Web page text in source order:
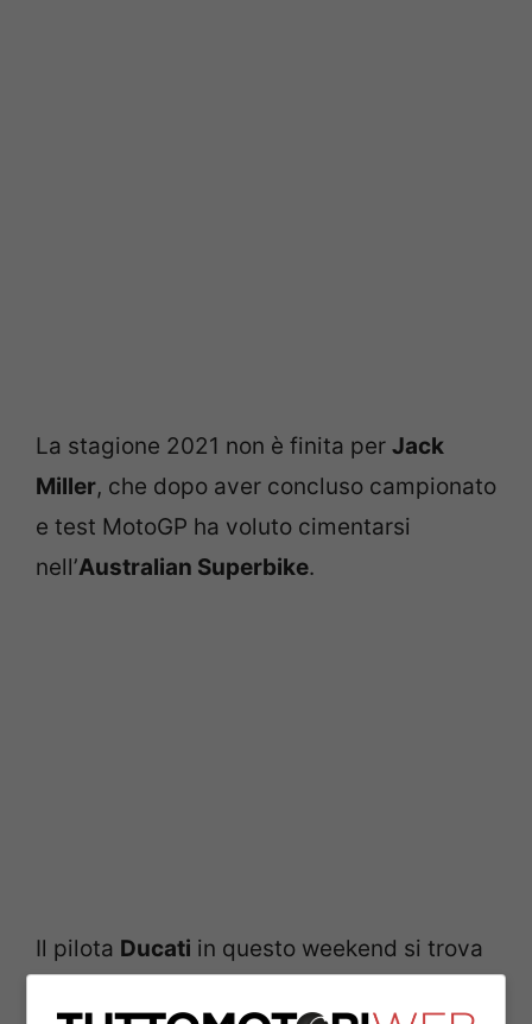
La stagione 2021 non è finita per Jack
Miller, che dopo aver concluso campionato
e test MotoGP ha voluto cimentarsi
nell’Australian Superbike.
Il pilota Ducati in questo weekend si trova